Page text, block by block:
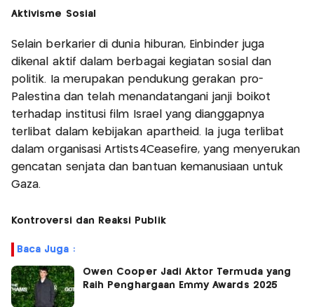
Aktivisme Sosial
Selain berkarier di dunia hiburan, Einbinder juga
dikenal aktif dalam berbagai kegiatan sosial dan
politik. Ia merupakan pendukung gerakan pro-
Palestina dan telah menandatangani janji boikot
terhadap institusi film Israel yang dianggapnya
terlibat dalam kebijakan apartheid. Ia juga terlibat
dalam organisasi Artists4Ceasefire, yang menyerukan
gencatan senjata dan bantuan kemanusiaan untuk
Gaza.
Kontroversi dan Reaksi Publik
Baca Juga :
Owen Cooper Jadi Aktor Termuda yang
Raih Penghargaan Emmy Awards 2025